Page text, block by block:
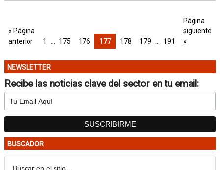
« Página
anterior
1 175 176 177 178 179 191
Página
siguiente
»
NEWSLETTER
Recibe las noticias clave del sector en tu email:
BUSCADOR